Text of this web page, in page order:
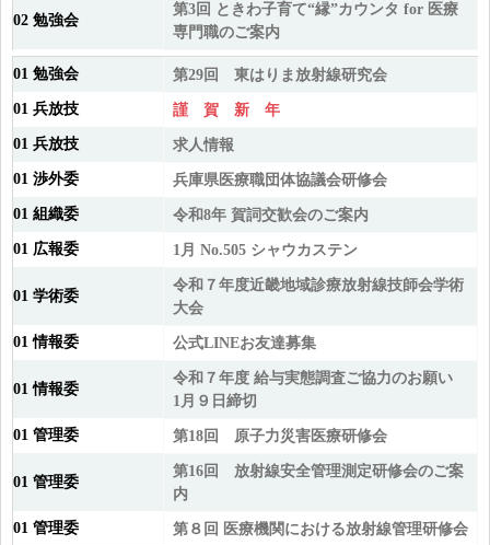
02 勉強会
第3回 ときわ子育て“縁”カウンタ for 医療
専門職のご案内
01 勉強会 第29回 東はりま放射線研究会
01 兵放技 謹 賀 新 年
01 兵放技 求人情報
01 渉外委 兵庫県医療職団体協議会研修会
01 組織委 令和8年 賀詞交歓会のご案内
01 広報委 1月 No.505 シャウカステン
01 学術委
令和７年度近畿地域診療放射線技師会学術
大会
01 情報委 公式LINEお友達募集
01 情報委
令和７年度 給与実態調査ご協力のお願い
1月９日締切
01 管理委 第18回 原子力災害医療研修会
01 管理委
第16回 放射線安全管理測定研修会のご案
内
01 管理委 第８回 医療機関における放射線管理研修会